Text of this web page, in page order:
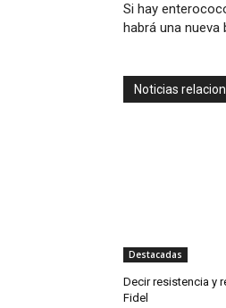
Si hay
habrá una nueva
Noticias
Destacadas
Decir resistencia y
Fidel